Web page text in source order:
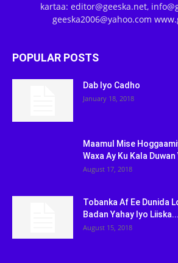
kartaa: editor@geeska.net,
geeska2006@yahoo.com
POPULAR POSTS
Dab Iyo Cadho
January 18, 2018
Maamul Mise
Waxa Ay Ku Kala Duwan
August 17, 2018
Tobanka Af Ee Dunida
Badan Yahay Iyo Liiska...
August 15, 2018